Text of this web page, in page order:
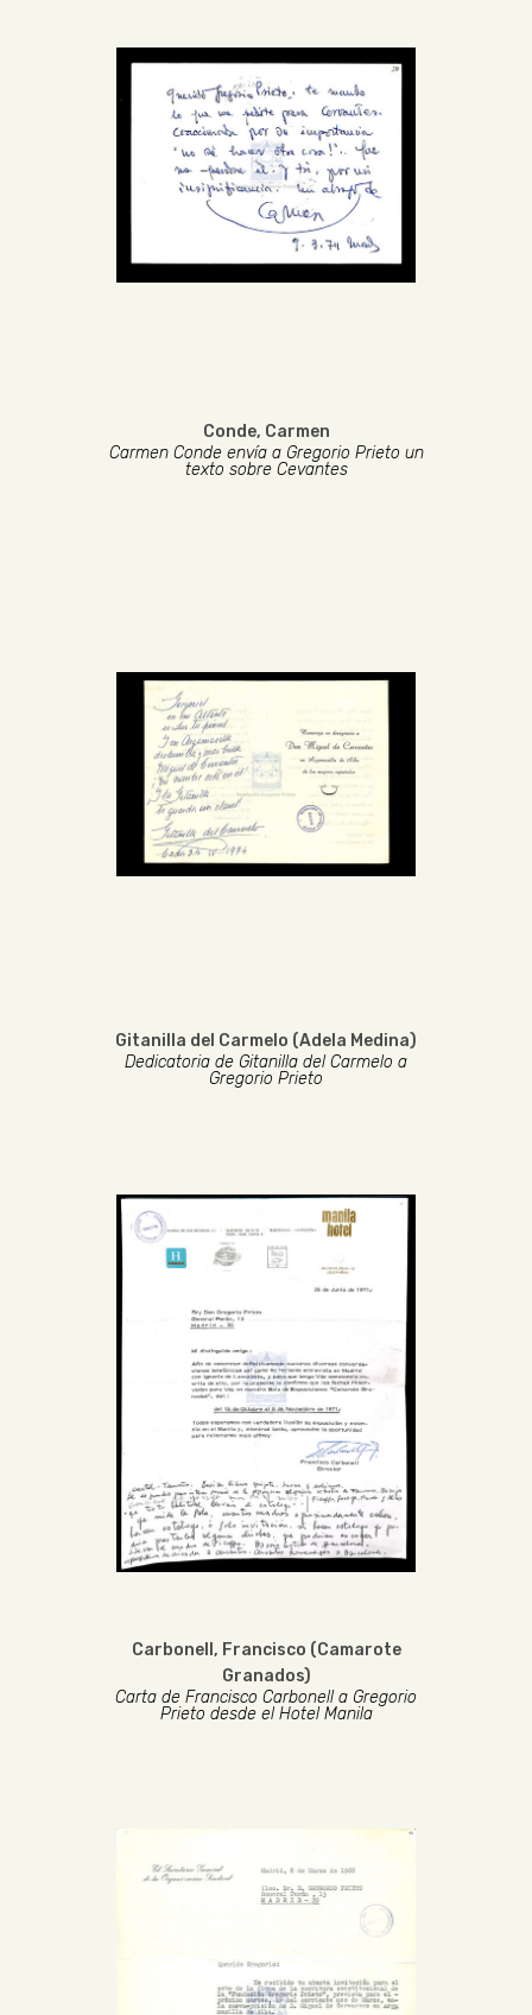
Conde, Carmen
Carmen Conde envía a Gregorio Prieto un
texto sobre Cevantes
Gitanilla del Carmelo (Adela Medina)
Dedicatoria de Gitanilla del Carmelo a
Gregorio Prieto
Carbonell, Francisco (Camarote
Granados)
Carta de Francisco Carbonell a Gregorio
Prieto desde el Hotel Manila